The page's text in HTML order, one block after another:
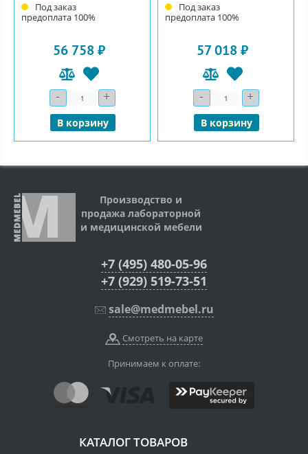
Под заказ
предоплата 100%
56 758 ₽
- Количество+
В корзину
Под заказ
предоплата 100%
57 018 ₽
- Количество+
В корзину
Производство и
продажа лабораторной
и медицинской мебели
+7 (495) 480-05-96
+7 (929) 519-73-51
sale@medmebel.ru
Смотреть на карте
Принимаем к оплате:
КАТАЛОГ ТОВАРОВ